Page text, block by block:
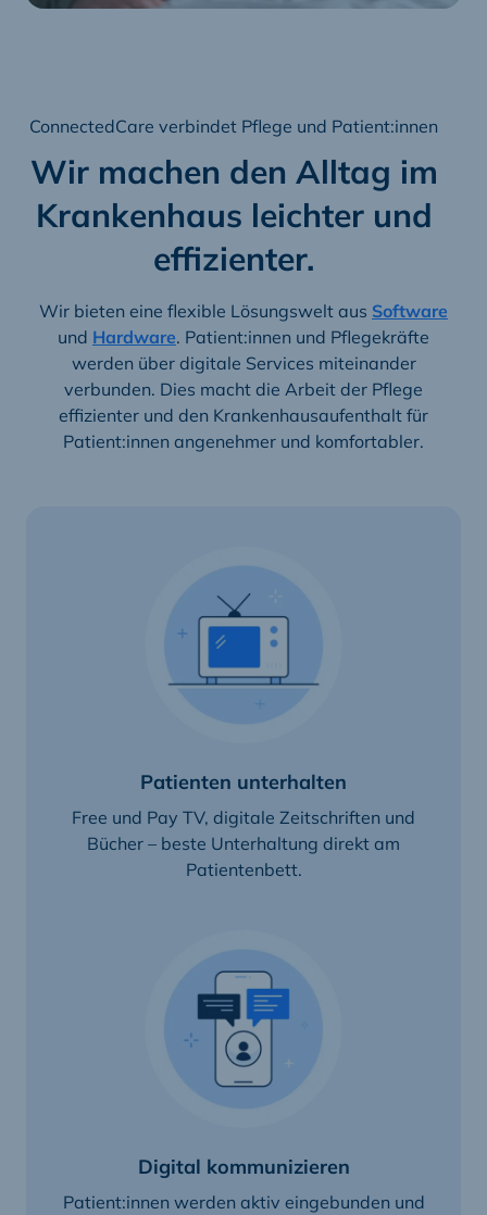
ConnectedCare verbindet Pflege und Patient:innen
Wir machen den Alltag im
Krankenhaus leichter und
effizienter.
Wir bieten eine flexible Lösungswelt aus Software
und Hardware. Patient:innen und Pflegekräfte
werden über digitale Services miteinander
verbunden. Dies macht die Arbeit der Pflege
effizienter und den Krankenhausaufenthalt für
Patient:innen angenehmer und komfortabler.
Patienten unterhalten
Free und Pay TV, digitale Zeitschriften und
Bücher – beste Unterhaltung direkt am
Patientenbett.
Digital kommunizieren
Patient:innen werden aktiv eingebunden und